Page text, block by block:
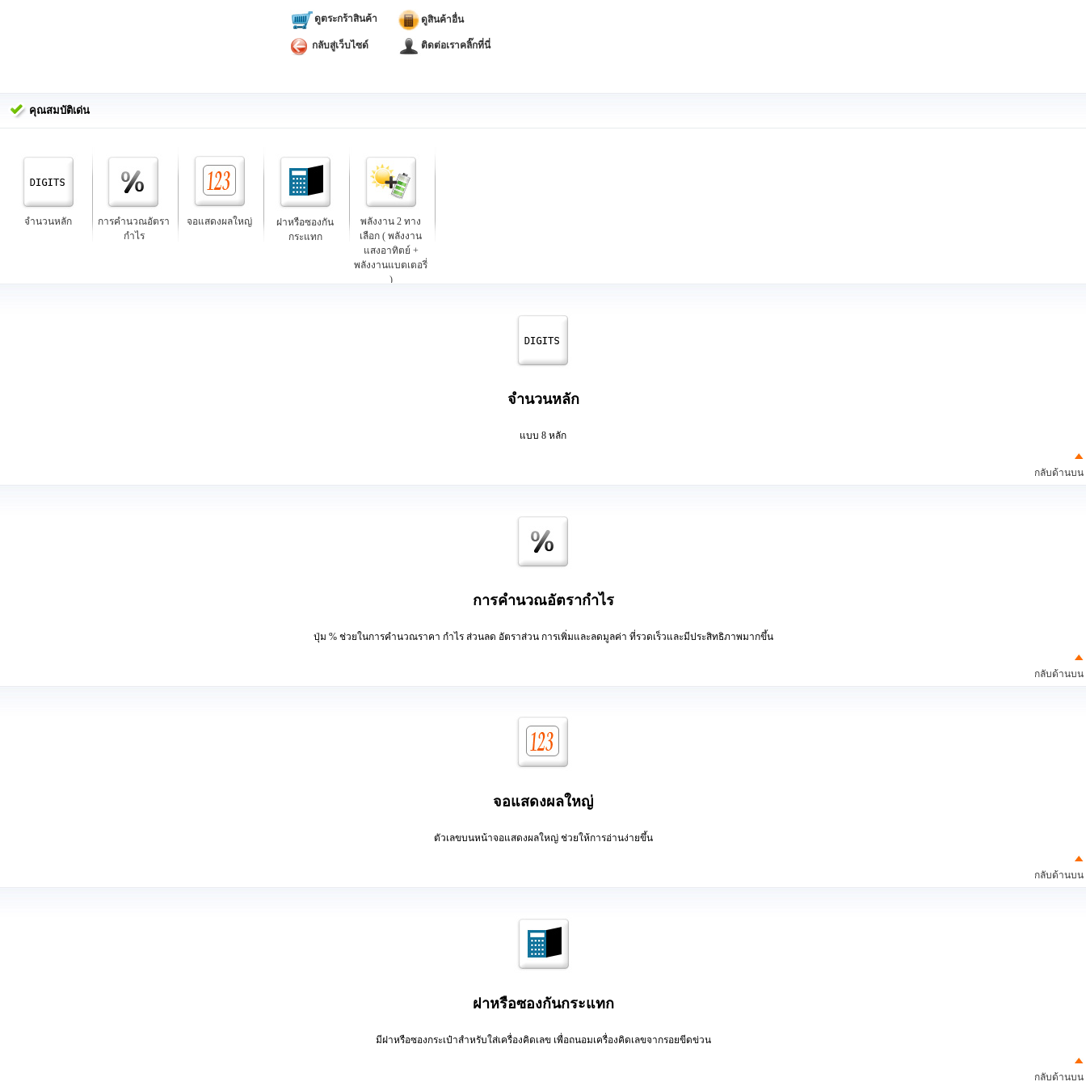
ดูตระกร้าสินค้า ดูสินค้าอื่น
กลับสู่เว็บไซด์ ติดต่อเราคลิ๊กที่นี่
คุณสมบัติเด่น
จำนวนหลัก
การคำนวณอัตรา
กำไร
จอแสดงผลใหญ่
ฝาหรือซองกัน
กระแทก
พลังงาน 2 ทาง
เลือก ( พลังงาน
แสงอาทิตย์ +
พลังงานแบตเตอรี่
)
จำนวนหลัก
แบบ 8 หลัก
กลับด้านบน
การคำนวณอัตรากำไร
ปุ่ม % ช่วยในการคำนวณราคา กำไร ส่วนลด อัตราส่วน การเพิ่มและลดมูลค่า ที่รวดเร็วและมีประสิทธิภาพมากขึ้น
กลับด้านบน
จอแสดงผลใหญ่
ตัวเลขบนหน้าจอแสดงผลใหญ่ ช่วยให้การอ่านง่ายขึ้น
กลับด้านบน
ฝาหรือซองกันกระแทก
มีฝาหรือซองกระเป๋าสำหรับใส่เครื่องคิดเลข เพื่อถนอมเครื่องคิดเลขจากรอยขีดข่วน
กลับด้านบน